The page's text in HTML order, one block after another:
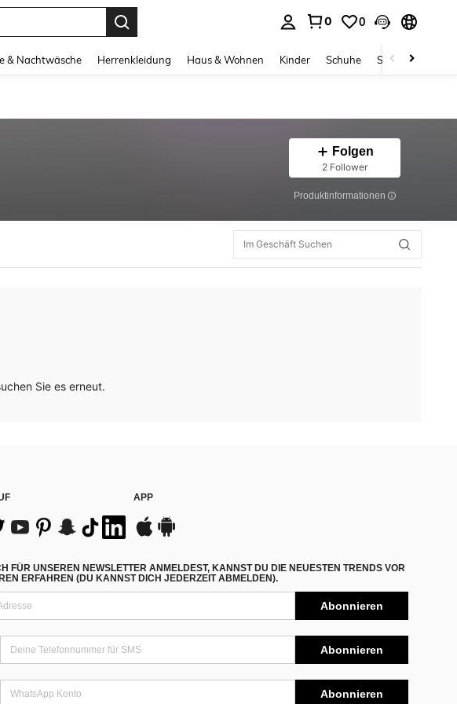
0 0
& Nachtwäsche Herrenkleidung Haus & Wohnen Kinder Schuhe Schmuck &
Folgen
2 Follower
Produktinformationen
Sie es erneut.
APP
FÜR UNSEREN NEWSLETTER ANMELDEST, KANNST DU DIE NEUESTEN TRENDS VOR
ERFAHREN (DU KANNST DICH JEDERZEIT ABMELDEN).
Abonnieren
Abonnieren
Abonnieren